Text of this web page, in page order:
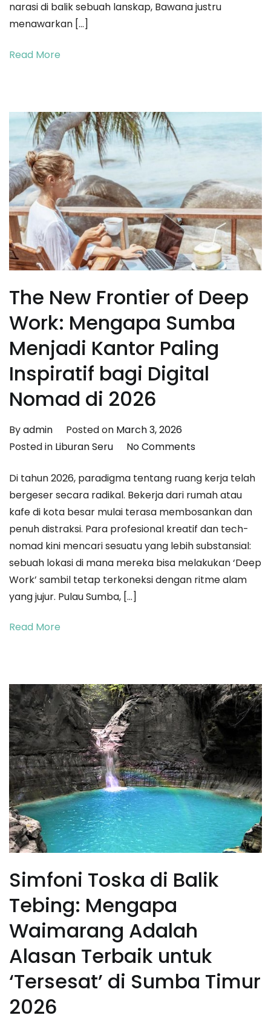
Estetika
narasi di balik sebuah lanskap, Bawana justru
menawarkan […]
Read More
The New Frontier of Deep
Work: Mengapa Sumba
Menjadi Kantor Paling
Inspiratif bagi Digital
Nomad di 2026
Byadmin Posted on March 3, 2026
Posted in Liburan Seru No Commentson
New
Frontier
of
Deep
Work:
Mengapa
Sumba
Digital
Nomad
di
2026
Di tahun 2026, paradigma tentang ruang kerja telah
bergeser secara radikal. Bekerja dari rumah atau
kafe di kota besar mulai terasa membosankan dan
penuh distraksi. Para profesional kreatif dan tech-
nomad kini mencari sesuatu yang lebih substansial:
sebuah lokasi di mana mereka bisa melakukan ‘Deep
Work’ sambil tetap terkoneksi dengan ritme alam
yang jujur. Pulau Sumba, […]
Read More
Simfoni Toska di Balik
Tebing: Mengapa
Waimarang Adalah
Alasan Terbaik untuk
‘Tersesat’ di Sumba Timur
2026